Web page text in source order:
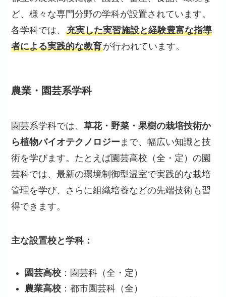
ど、様々な専門分野の学科が設置されています。
各学科では、充実した実習施設と経験豊富な指導
者による実践的な教育が行われています。
農業・園芸系学科
園芸系学科では、草花・野菜・果樹の栽培技術か
ら植物バイオテクノロジー まで、幅広い知識と技
術を学びます。たとえば園芸高校（全・定）の園
芸科では、最新の環境制御型温室で実践的な栽培
管理を学び、さらに組織培養などの先端技術も習
得できます。
主な設置校と学科：
園芸高校 ：園芸科（全・定）
農業高校 ：都市園芸科（全）